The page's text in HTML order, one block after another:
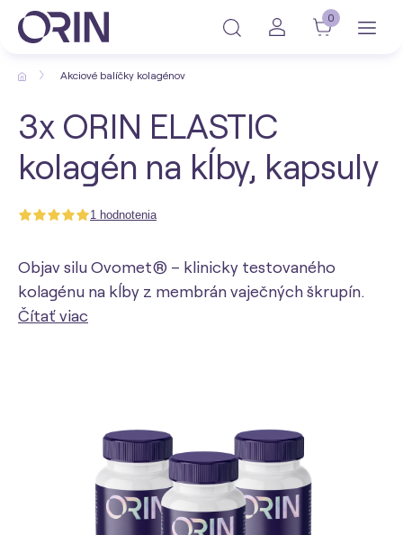
0
Akciové balíčky kolagénov
3x ORIN ELASTIC
kolagén na kĺby, kapsuly
1 hodnotenia
Objav silu Ovomet® – klinicky testovaného
kolagénu na kĺby z membrán vaječných škrupín.
Čítať viac